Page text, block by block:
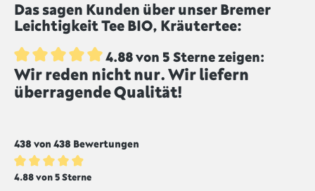
gekennzeichnet sind, werden ungeschwefelt
produziert.
Das sagen Kunden über unser Bremer
Leichtigkeit Tee BIO, Kräutertee:
Durchschnittliche Bewertung von 4.8 von 5 Sternen
4.88 von 5 Sterne zeigen:
Wir reden nicht nur. Wir liefern
überragende Qualität!
438 von 438 Bewertungen
Durchschnittliche Bewertung von 4.8 von 5 Sternen
4.88 von 5 Sterne